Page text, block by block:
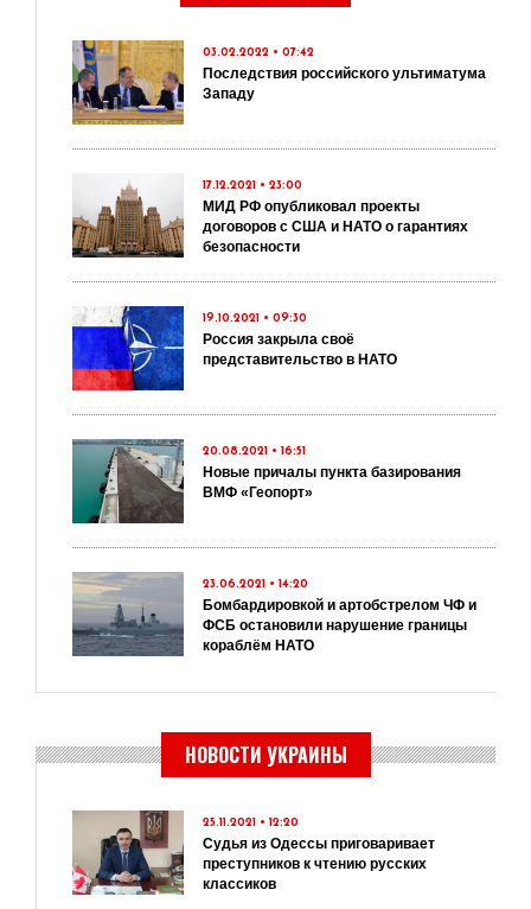
03.02.2022 • 07:42
Последствия российского ультиматума
Западу
17.12.2021 • 23:00
МИД РФ опубликовал проекты
договоров с США и НАТО о гарантиях
безопасности
19.10.2021 • 09:30
Россия закрыла своё
представительство в НАТО
20.08.2021 • 16:51
Новые причалы пункта базирования
ВМФ «Геопорт»
23.06.2021 • 14:20
Бомбардировкой и артобстрелом ЧФ и
ФСБ остановили нарушение границы
кораблём НАТО
НОВОСТИ УКРАИНЫ
25.11.2021 • 12:20
Судья из Одессы приговаривает
преступников к чтению русских
классиков